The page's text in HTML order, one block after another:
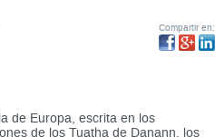
de Europa, escrita en los
de los Tuatha de Danann, los
Compartir en: